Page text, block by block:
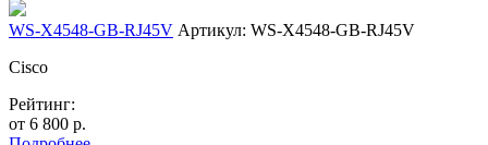
WS-X4548-GB-RJ45V Артикул: WS-X4548-GB-RJ45V
Cisco
Рейтинг:
от 6 800 р.